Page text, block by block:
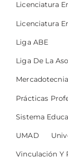
Licenciatura
Licenciatura
Liga ABE
Liga De La
Mercadotecnia
Prácticas
Sistema
UMAD
Vinculación Y